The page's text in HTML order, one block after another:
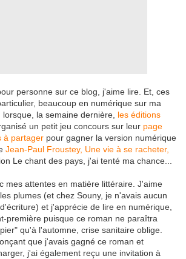
personne sur ce blog, j'aime lire. Et, ces
beaucoup en numérique sur ma
lorsque, la semaine dernière, les éditions
un petit jeu concours sur leur page
à partager pour gagner la version numérique
Jean-Paul Froustey, Une vie à se racheter,
Le chant des pays, j'ai tenté ma chance...
mes attentes en matière littéraire. J'aime
plumes (et chez Souny, je n'avais aucun
et j'apprécie de lire en numérique,
première puisque ce roman ne paraîtra
qu'à l'automne, crise sanitaire oblige.
que j'avais gagné ce roman et
j'ai également reçu une invitation à